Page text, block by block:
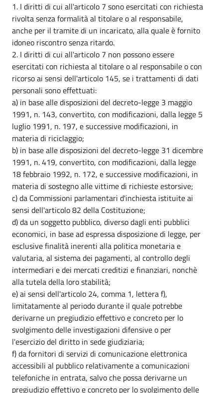
1. I diritti di cui all'articolo 7 sono esercitati con richiesta
rivolta senza formalità al titolare o al responsabile,
anche per il tramite di un incaricato, alla quale è fornito
idoneo riscontro senza ritardo.
2. I diritti di cui all'articolo 7 non possono essere
esercitati con richiesta al titolare o al responsabile o con
ricorso ai sensi dell'articolo 145, se i trattamenti di dati
personali sono effettuati:
a) in base alle disposizioni del decreto-legge 3 maggio
1991, n. 143, convertito, con modificazioni, dalla legge 5
luglio 1991, n. 197, e successive modificazioni, in
materia di riciclaggio;
b) in base alle disposizioni del decreto-legge 31 dicembre
1991, n. 419, convertito, con modificazioni, dalla legge
18 febbraio 1992, n. 172, e successive modificazioni, in
materia di sostegno alle vittime di richieste estorsive;
c) da Commissioni parlamentari d'inchiesta istituite ai
sensi dell'articolo 82 della Costituzione;
d) da un soggetto pubblico, diverso dagli enti pubblici
economici, in base ad espressa disposizione di legge, per
esclusive finalità inerenti alla politica monetaria e
valutaria, al sistema dei pagamenti, al controllo degli
intermediari e dei mercati creditizi e finanziari, nonchè
alla tutela della loro stabilità;
e) ai sensi dell'articolo 24, comma 1, lettera f),
limitatamente al periodo durante il quale potrebbe
derivarne un pregiudizio effettivo e concreto per lo
svolgimento delle investigazioni difensive o per
l'esercizio del diritto in sede giudiziaria;
f) da fornitori di servizi di comunicazione elettronica
accessibili al pubblico relativamente a comunicazioni
telefoniche in entrata, salvo che possa derivarne un
pregiudizio effettivo e concreto per lo svolgimento delle